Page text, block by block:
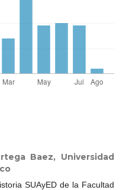
Baez, Universidad
SUAyED de la Facultad